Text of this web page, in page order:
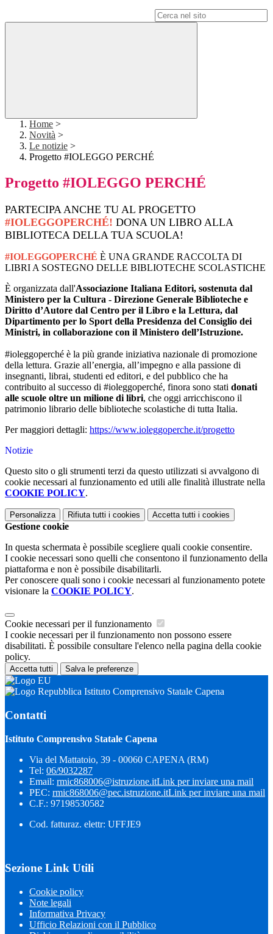
Home >
Novità >
Le notizie >
Progetto #IOLEGGO PERCHÉ
Progetto #IOLEGGO PERCHÉ
PARTECIPA ANCHE TU AL PROGETTO
#IOLEGGOPERCHÉ! DONA UN LIBRO ALLA
BIBLIOTECA DELLA TUA SCUOLA!
#IOLEGGOPERCHÉ È UNA GRANDE RACCOLTA DI
LIBRI A SOSTEGNO DELLE BIBLIOTECHE SCOLASTICHE
È organizzata dall'Associazione Italiana Editori, sostenuta dal
Ministero per la Cultura - Direzione Generale Biblioteche e
Diritto d’Autore dal Centro per il Libro e la Lettura, dal
Dipartimento per lo Sport della Presidenza del Consiglio dei
Ministri, in collaborazione con il Ministero dell’Istruzione.
#ioleggoperché è la più grande iniziativa nazionale di promozione
della lettura. Grazie all’energia, all’impegno e alla passione di
insegnanti, librai, studenti ed editori, e del pubblico che ha
contribuito al successo di #ioleggoperché, finora sono stati donati
alle scuole oltre un milione di libri, che oggi arricchiscono il
patrimonio librario delle biblioteche scolastiche di tutta Italia.
Per maggiori dettagli: https://www.ioleggoperche.it/progetto
Notizie
Questo sito o gli strumenti terzi da questo utilizzati si avvalgono di
cookie necessari al funzionamento ed utili alle finalità illustrate nella
COOKIE POLICY.
Personalizza Rifiuta tutti i cookies Accetta tutti i cookies
Gestione cookie
In questa schermata è possibile scegliere quali cookie consentire.
I cookie necessari sono quelli che consentono il funzionamento della
piattaforma e non è possibile disabilitarli.
Per conoscere quali sono i cookie necessari al funzionamento potete
visionare la COOKIE POLICY.
Cookie necessari per il funzionamento
I cookie necessari per il funzionamento non possono essere
disabilitati. È possibile consultare l'elenco nella pagina della cookie
policy.
Accetta tutti Salva le preferenze
Istituto Comprensivo Statale Capena
Contatti
Istituto Comprensivo Statale Capena
Via del Mattatoio, 39 - 00060 CAPENA (RM)
Tel: 06/9032287
Email: rmic868006@istruzione.itLink per inviare una mail
PEC: rmic868006@pec.istruzione.itLink per inviare una mail
C.F.: 97198530582
Cod. fatturaz. elettr: UFFJE9
Sezione Link Utili
Cookie policy
Note legali
Informativa Privacy
Ufficio Relazioni con il Pubblico